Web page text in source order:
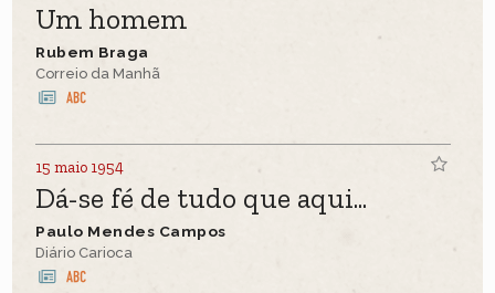
Um homem
Rubem Braga
Correio da Manhã
15 maio 1954
Dá-se fé de tudo que aqui...
Paulo Mendes Campos
Diário Carioca